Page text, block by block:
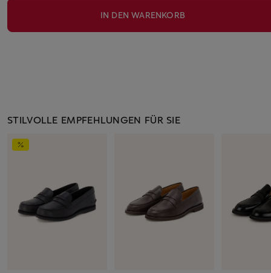
IN DEN WARENKORB
STILVOLLE EMPFEHLUNGEN FÜR SIE